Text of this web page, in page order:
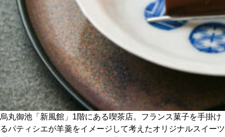
チケットプレゼント応募
MAIN MENU
SERIES
烏丸御池「新風館」1階にある喫茶店。フランス菓子を手掛け
るパティシエが羊羹をイメージして考えたオリジナルスイーツ